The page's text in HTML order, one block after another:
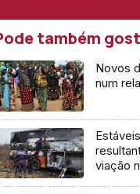
também
Novos
num
viação